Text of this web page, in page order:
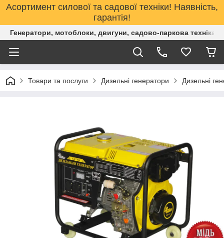
Асортимент силової та садової техніки! Наявність,
гарантія!
Генератори, мотоблоки, двигуни, садово-паркова техніка.
Товари та послуги Дизельні генератори Дизельні